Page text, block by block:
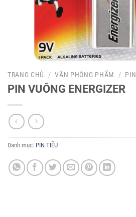
TRANG CHỦ / VĂN PHÒNG PHẨM / PIN
PIN VUÔNG ENERGIZER
Danh mục: PIN TIỂU